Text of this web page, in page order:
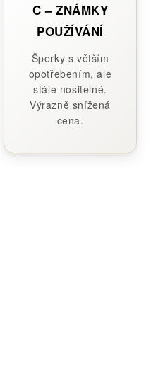
C – ZNÁMKY
POUŽÍVÁNÍ
Šperky s větším
opotřebením, ale
stále nositelné.
Výrazně snížená
cena.